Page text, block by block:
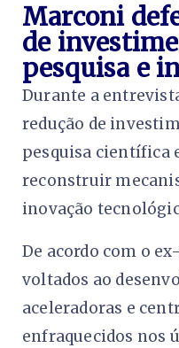
Marconi
de
pesquisa e
Durante a
redução de
pesquisa científica
reconstruir
inovação
De acordo com o
voltados ao
aceleradoras e
enfraquecidos nos